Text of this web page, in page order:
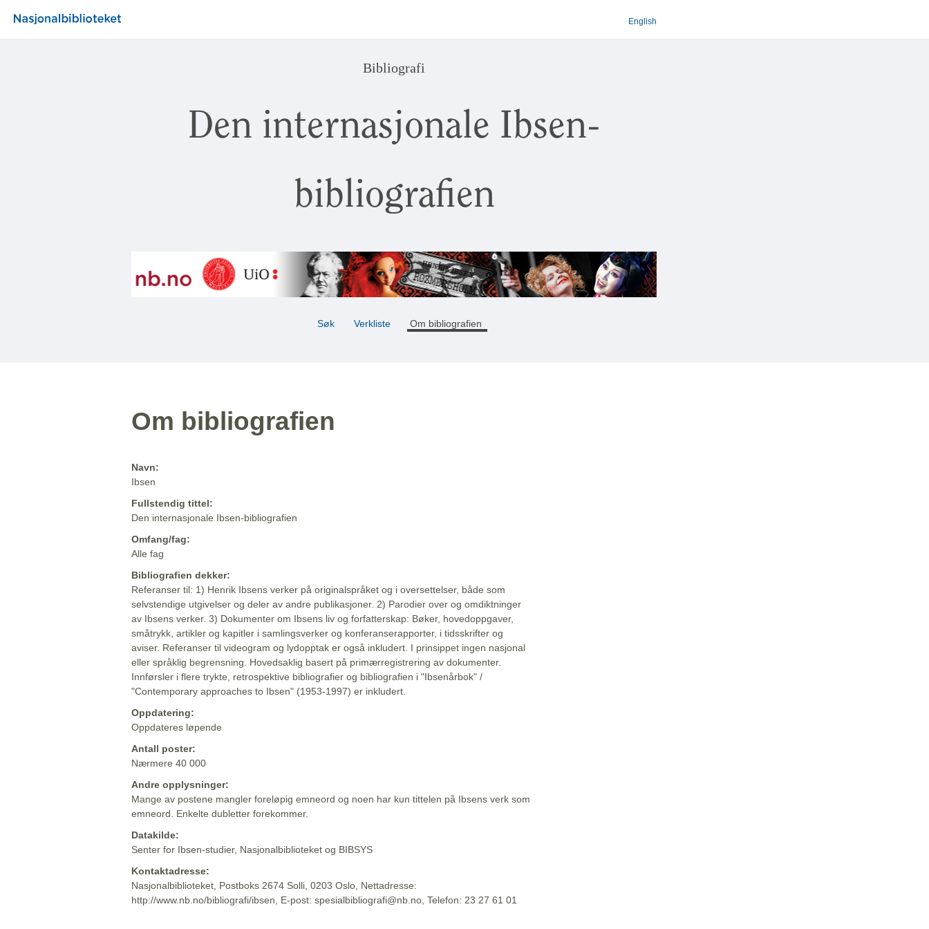
English
Bibliografi
Den internasjonale Ibsen-
bibliografien
Søk Verkliste Om bibliografien
Om bibliografien
Navn:
Ibsen
Fullstendig tittel:
Den internasjonale Ibsen-bibliografien
Omfang/fag:
Alle fag
Bibliografien dekker:
Referanser til: 1) Henrik Ibsens verker på originalspråket og i oversettelser, både som
selvstendige utgivelser og deler av andre publikasjoner. 2) Parodier over og omdiktninger
av Ibsens verker. 3) Dokumenter om Ibsens liv og forfatterskap: Bøker, hovedoppgaver,
småtrykk, artikler og kapitler i samlingsverker og konferanserapporter, i tidsskrifter og
aviser. Referanser til videogram og lydopptak er også inkludert. I prinsippet ingen nasjonal
eller språklig begrensning. Hovedsaklig basert på primærregistrering av dokumenter.
Innførsler i flere trykte, retrospektive bibliografier og bibliografien i "Ibsenårbok" /
"Contemporary approaches to Ibsen" (1953-1997) er inkludert.
Oppdatering:
Oppdateres løpende
Antall poster:
Nærmere 40 000
Andre opplysninger:
Mange av postene mangler foreløpig emneord og noen har kun tittelen på Ibsens verk som
emneord. Enkelte dubletter forekommer.
Datakilde:
Senter for Ibsen-studier, Nasjonalbiblioteket og BIBSYS
Kontaktadresse:
Nasjonalbiblioteket, Postboks 2674 Solli, 0203 Oslo, Nettadresse:
http://www.nb.no/bibliografi/ibsen, E-post: spesialbibliografi@nb.no, Telefon: 23 27 61 01